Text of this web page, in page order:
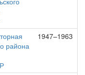
района
1947–1963